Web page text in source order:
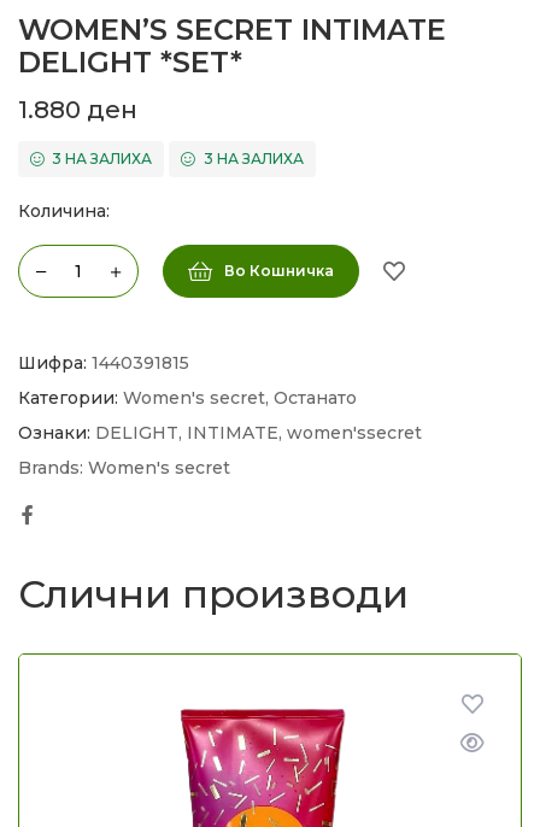
WOMEN’S SECRET INTIMATE
DELIGHT *SET*
1.880 ден
3 НА ЗАЛИХА 3 НА ЗАЛИХА
Количина:
Во Кошничка
Шифра: 1440391815
Категории: Women's secret, Останато
Ознаки: DELIGHT, INTIMATE, women'ssecret
Brands: Women's secret
Слични производи